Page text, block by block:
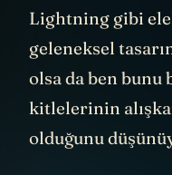
Lightning gibi
geleneksel
olsa da ben bunu
kitlelerinin
olduğunu